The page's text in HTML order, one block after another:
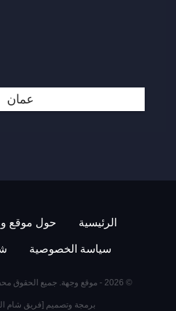
عمان
الرئيسية حول موقع
سياسة الخصوصية
© 2026 - موقع وجهة. جميع الحقوق
برمجة وتصميم [فريق شام